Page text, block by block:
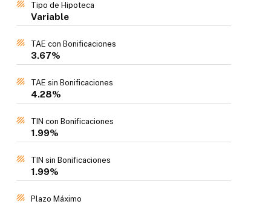
Tipo de Hipoteca
Variable
TAE con Bonificaciones
3.67%
TAE sin Bonificaciones
4.28%
TIN con Bonificaciones
1.99%
TIN sin Bonificaciones
1.99%
Plazo Máximo